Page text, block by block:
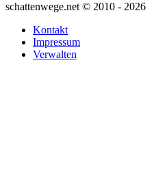
schattenwege.net © 2010 - 2026
Kontakt
Impressum
Verwalten